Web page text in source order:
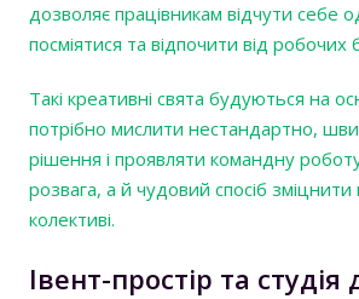
дозволяє працівникам відчути себе
посміятися та відпочити від робочих
Такі креативні свята будуються на
потрібно мислити нестандартно,
рішення і проявляти командну
розвага, а й чудовий спосіб зміцнити
колективі.
Івент-простір та студія